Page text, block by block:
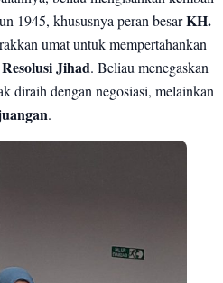
1945, khususnya peran besarKH.
umat untuk mempertahankan
Resolusi Jihad. Beliau menegaskan
diraih dengan negosiasi, melainkan
.